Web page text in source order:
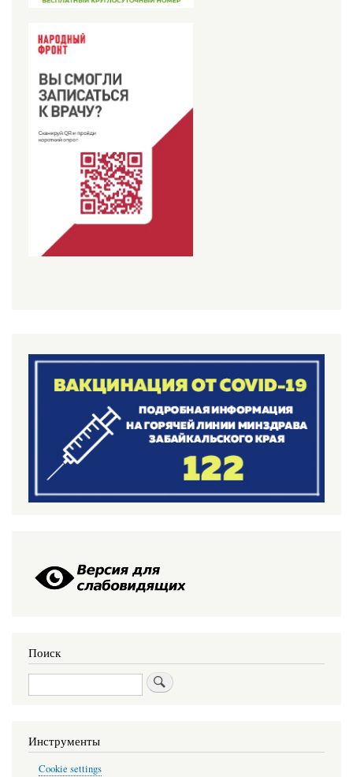
Поиск
Поиск
Инструменты
Cookie settings